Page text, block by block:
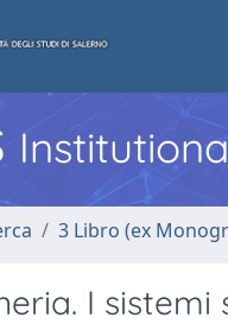
3 Libro (ex
I